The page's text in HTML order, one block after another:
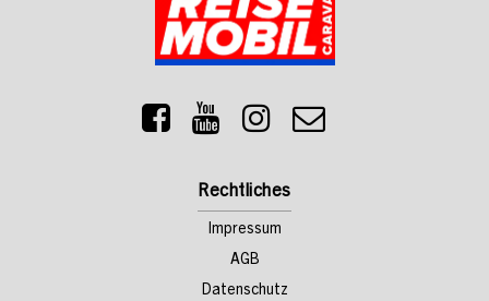
Rechtliches
Impressum
AGB
Datenschutz